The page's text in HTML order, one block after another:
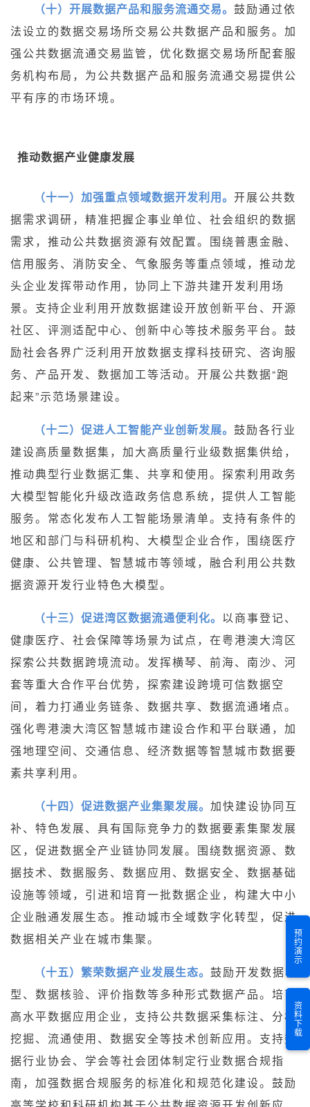
（十）开展数据产品和服务流通交易。 鼓励通过依
法设立的数据交易场所交易公共数据产品和服务。加
强公共数据流通交易监管，优化数据交易场所配套服
务机构布局，为公共数据产品和服务流通交易提供公
平有序的市场环境。
推动数据产业健康发展
（十一）加强重点领域数据开发利用。 开展公共数
据需求调研，精准把握企事业单位、社会组织的数据
需求，推动公共数据资源有效配置。围绕普惠金融、
信用服务、消防安全、气象服务等重点领域，推动龙
头企业发挥带动作用，协同上下游共建开发利用场
景。支持企业利用开放数据建设开放创新平台、开源
社区、评测适配中心、创新中心等技术服务平台。鼓
励社会各界广泛利用开放数据支撑科技研究、咨询服
务、产品开发、数据加工等活动。开展公共数据“跑
起来”示范场景建设。
（十二）促进人工智能产业创新发展。 鼓励各行业
建设高质量数据集，加大高质量行业级数据集供给，
推动典型行业数据汇集、共享和使用。探索利用政务
大模型智能化升级改造政务信息系统，提供人工智能
服务。常态化发布人工智能场景清单。支持有条件的
地区和部门与科研机构、大模型企业合作，围绕医疗
健康、公共管理、智慧城市等领域，融合利用公共数
据资源开发行业特色大模型。
（十三）促进湾区数据流通便利化。 以商事登记、
健康医疗、社会保障等场景为试点，在粤港澳大湾区
探索公共数据跨境流动。发挥横琴、前海、南沙、河
套等重大合作平台优势，探索建设跨境可信数据空
间，着力打通业务链条、数据共享、数据流通堵点。
强化粤港澳大湾区智慧城市建设合作和平台联通，加
强地理空间、交通信息、经济数据等智慧城市数据要
素共享利用。
（十四）促进数据产业集聚发展。 加快建设协同互
补、特色发展、具有国际竞争力的数据要素集聚发展
区，促进数据全产业链协同发展。围绕数据资源、数
据技术、数据服务、数据应用、数据安全、数据基础
设施等领域，引进和培育一批数据企业，构建大中小
企业融通发展生态。推动城市全域数字化转型，促进
数据相关产业在城市集聚。
（十五）繁荣数据产业发展生态。 鼓励开发数据模
型、数据核验、评价指数等多种形式数据产品。培育
高水平数据应用企业，支持公共数据采集标注、分析
挖掘、流通使用、数据安全等技术创新应用。支持数
据行业协会、学会等社会团体制定行业数据合规指
南，加强数据合规服务的标准化和规范化建设。鼓励
预约演示
资料下载